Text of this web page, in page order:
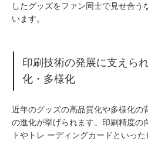
したグッズをファン同士で見せ合う
います。
印刷技術の発展に支えら
化・多様化
近年のグッズの高品質化や多様化の
の進化が挙げられます。印刷精度の
トやトレ ーディングカードといっ